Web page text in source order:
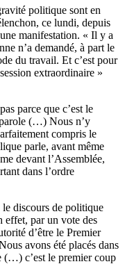
politique sont en
ce lundi, depuis
manifestation. « Il y a
n’a demandé, à part le
du travail. Et c’est pour
extraordinaire »
parce que c’est le
(…) Nous n’y
compris le
parle, avant même
devant l’Assemblée,
dans l’ordre
discours de politique
effet, par un vote des
d’être le Premier
avons été placés dans
(…) c’est le premier coup